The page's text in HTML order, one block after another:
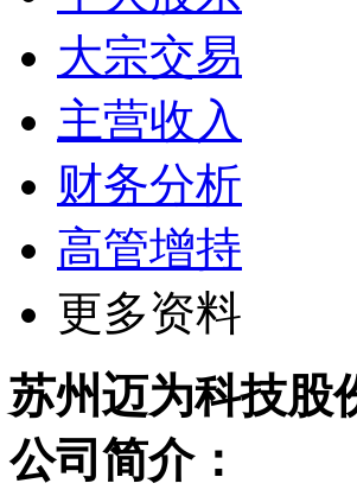
大宗交易
主营收入
财务分析
高管增持
更多资料
苏州迈为科技股
公司简介：